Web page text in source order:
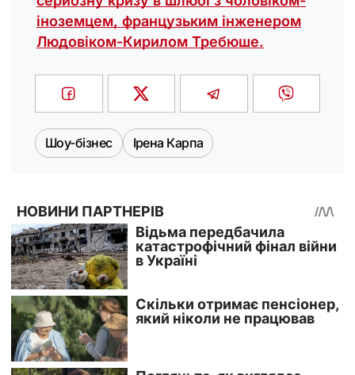
іноземцем, французьким інженером
Людовіком-Кирилом Требюше.
Шоу-бізнес Ірена Карпа